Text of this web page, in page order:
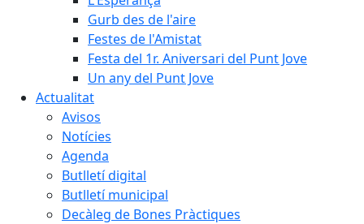
Gurb des de l'aire
Festes de l'Amistat
Festa del 1r. Aniversari del Punt Jove
Un any del Punt Jove
Actualitat
Avisos
Notícies
Agenda
Butlletí digital
Butlletí municipal
Decàleg de Bones Pràctiques